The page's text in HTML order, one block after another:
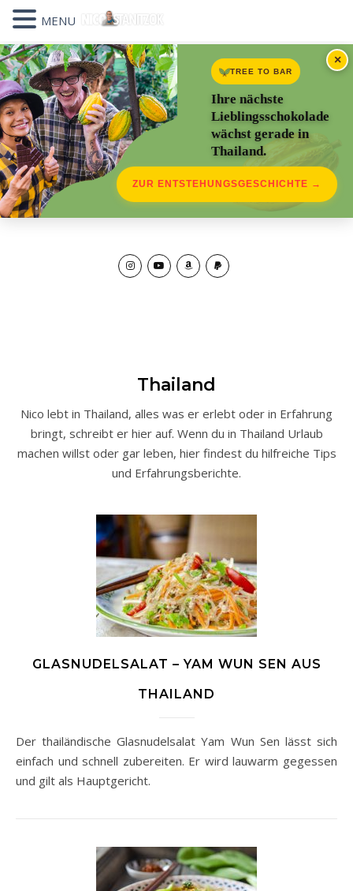
Thailand
Nico lebt in Thailand, alles was er erlebt oder in Erfahrung
bringt, schreibt er hier auf. Wenn du in Thailand Urlaub
machen willst oder gar leben, hier findest du hilfreiche Tips
und Erfahrungsberichte.
GLASNUDELSALAT – YAM WUN SEN AUS
THAILAND
Der thailändische Glasnudelsalat Yam Wun Sen lässt sich
einfach und schnell zubereiten. Er wird lauwarm gegessen
und gilt als Hauptgericht.
×
TREE TO BAR
Ihre nächste
Lieblingsschokolade
wächst gerade in
Thailand.
ZUR ENTSTEHUNGSGESCHICHTE →
MENU